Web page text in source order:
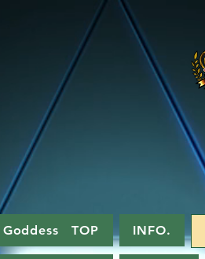
Goddess TOP INFO.